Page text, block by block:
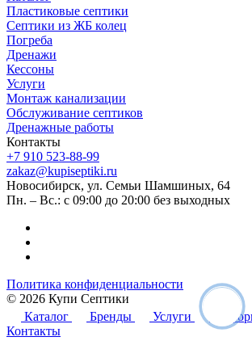
Пластиковые септики
Септики из ЖБ колец
Погреба
Дренажи
Кессоны
Услуги
Монтаж канализации
Обслуживание септиков
Дренажные работы
Контакты
+7 910 523-88-99
zakaz@kupiseptiki.ru
Новосибирск, ул. Семьи Шамшиных, 64
Пн. – Вс.: с 09:00 до 20:00 без выходных
Политика конфиденциальности
© 2026 Купи Септики
Каталог
Бренды Услуги
Контакты